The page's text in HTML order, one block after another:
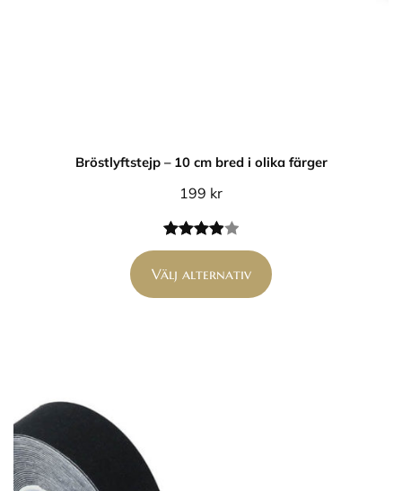
Bröstlyftstejp – 10 cm bred i olika färger
199 kr
Betygsatt
4.00av 5
1
Välj alternativ